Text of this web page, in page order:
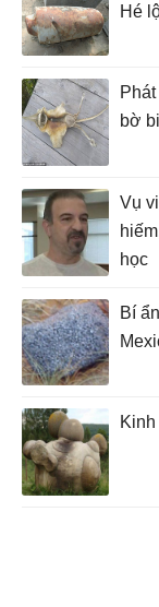
Hé
bờ
Vụ
học
Bí